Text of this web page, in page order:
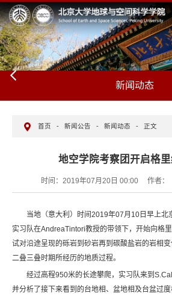
新闻动态
首页 - 新闻公告 - 新闻动态 - 正文
地空学院考察团开启格
时间：2019年07月20日 00:00 作者：
当地（意大利）时间2019年07月10日早上北
实习队在AndreaTintori教授的带领下，开始向格
试对沿途呈现的砾岩到砂岩再到碳酸盐岩的岩相
二叠三叠时期所经历的地质过程。
经过高程950米的长途攀爬，实习队来到
并分析了接下来看到的台地相、盆地相及台盆过